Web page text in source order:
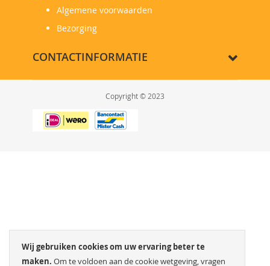
Wij gebruiken cookies om uw ervaring beter te
maken. Om te voldoen aan de cookie wetgeving, vragen
Algemene voorwaarden
Bezorging
CONTACTINFORMATIE
Copyright © 2023